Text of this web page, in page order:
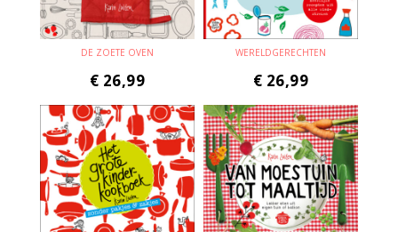
DE ZOETE OVEN
€ 26,99
WERELDGERECHTEN
€ 26,99